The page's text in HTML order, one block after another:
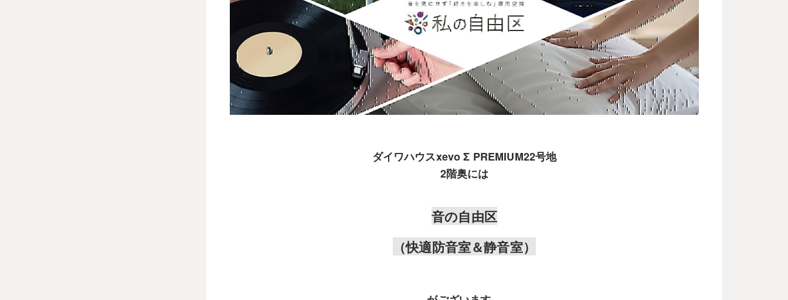
ダイワハウスxevo Σ PREMIUM22号地
2階奥には
音の自由区
（快適防音室＆静音室）